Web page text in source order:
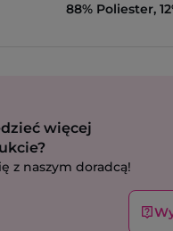
88% Poliester,
więcej
z naszym doradcą!